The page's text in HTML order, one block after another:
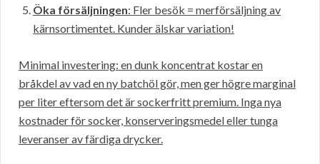
Öka försäljningen: Fler besök = merförsäljning av
kärnsortimentet. Kunder älskar variation!
Minimal investering: en dunk koncentrat kostar en
bråkdel av vad en ny batchöl gör, men ger högre marginal
per liter eftersom det är sockerfritt premium. Inga nya
kostnader för socker, konserveringsmedel eller tunga
leveranser av färdiga drycker.